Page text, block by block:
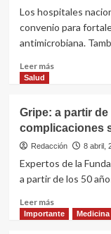
reconocimiento
internacional
Los hospitales
convenio para
antimicrobiana.
Leer másLeer
nacionales
avanzan
en
de
enfermedades
Salud
Gripe: a partir
complicaciones
Redacción 8 abril,
Expertos de la
a partir de los 50
Leer másLeer
más
Importante Medicina